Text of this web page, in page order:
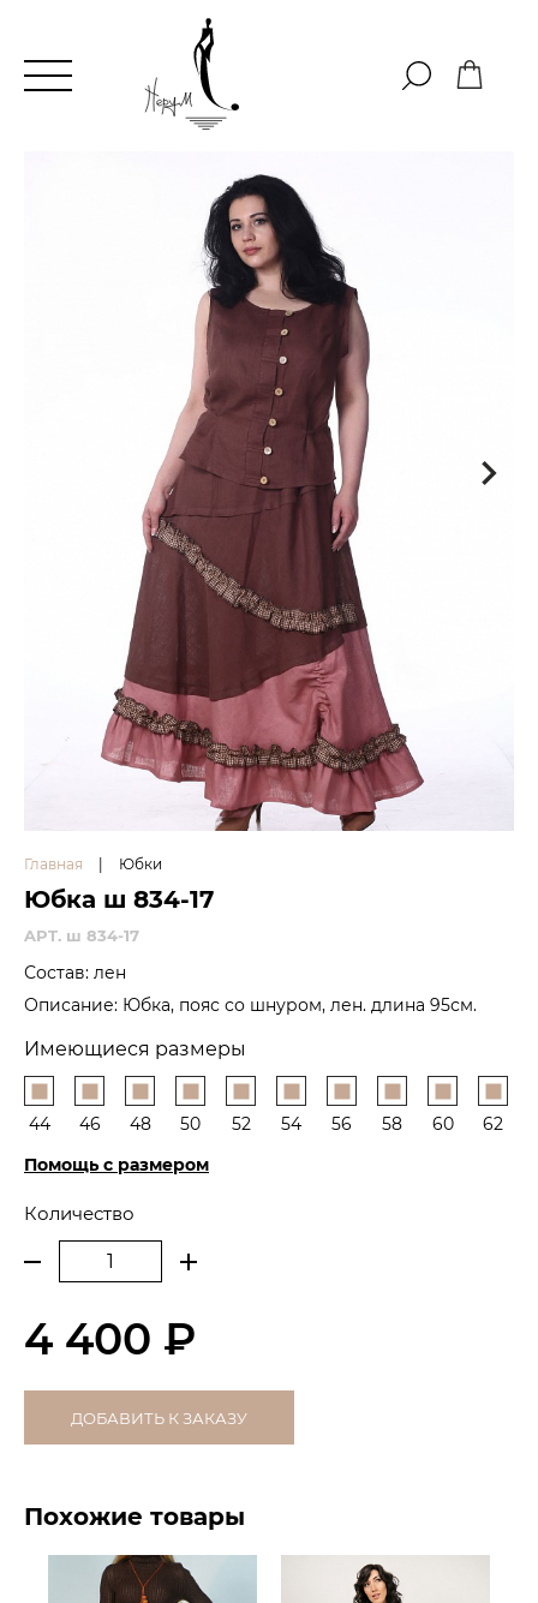
Главная Юбки
Юбка ш 834-17
APT. ш 834-17
Состав: лен
Описание: Юбка, пояс со шнуром, лен. длина 95см.
Имеющиеся размеры
44 46 48 50 52 54 56 58 60
62
Помощь с размером
Количество
4 400 ₽
ДОБАВИТЬ К ЗАКАЗУ
Похожие товары